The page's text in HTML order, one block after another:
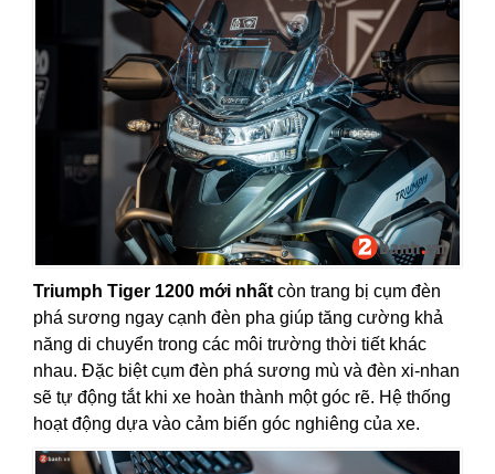
Triumph Tiger 1200 mới nhất còn trang bị cụm đèn
phá sương ngay cạnh đèn pha giúp tăng cường khả
năng di chuyển trong các môi trường thời tiết khác
nhau. Đặc biệt cụm đèn phá sương mù và đèn xi-nhan
sẽ tự động tắt khi xe hoàn thành một góc rẽ. Hệ thống
hoạt động dựa vào cảm biến góc nghiêng của xe.